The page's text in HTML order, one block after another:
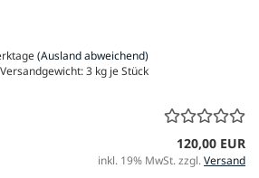
(Ausland abweichend)
3 kg je Stück
120,00 EUR
inkl. 19% MwSt. zzgl.Versand